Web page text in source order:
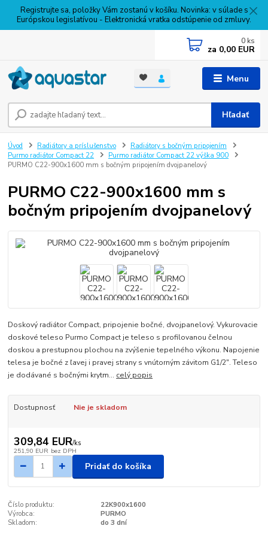
Registrujte sa, položky Vám zostanú v košíku. Novinka: v súlade s
Európskou legislatívou - Elektronická vratka odstúpenie od zmluvy.
Menu
Hľadať
0 ks
za 0,00 EUR
Úvod Radiátory a príslušenstvo
Radiátory s bočným pripojením
Purmo radiátor Compact 22
Purmo radiátor Compact 22 výška 900
PURMO C22-900x1600 mm s bočným pripojením dvojpanelový
PURMO C22-900x1600 mm s
bočným pripojením dvojpanelový
Doskový radiátor Compact, pripojenie bočné, dvojpanelový. Vykurovacie
doskové teleso Purmo Compact je teleso s profilovanou čelnou
doskou a prestupnou plochou na zvýšenie tepelného výkonu. Napojenie
telesa je bočné z ľavej i pravej strany s vnútorným závitom G1/2". Teleso
je dodávané s bočnými krytm... celý popis
Dostupnosť Nie je skladom
309,84 EUR/ks
251,90 EUR bez DPH
Pridať do košíka
Číslo produktu:
22K900x1600
Výrobca:
PURMO
Skladom:
do 3 dní